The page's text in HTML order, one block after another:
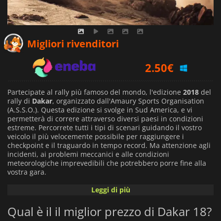
Migliori rivenditori
2.50€
2.79€
Partecipate al rally più famoso del mondo, l'edizione 2018 del
rally di Dakar, organizzato dall'Amaury Sports Organisation
(A.S.S.O.). Questa edizione si svolge in Sud America, e vi
permetterà di correre attraverso diversi paesi in condizioni
estreme. Percorrete tutti i tipi di scenari guidando il vostro
veicolo il più velocemente possibile per raggiungere i
checkpoint e il traguardo in tempo record. Ma attenzione agli
incidenti, ai problemi meccanici e alle condizioni
meteorologiche imprevedibili che potrebbero porre fine alla
vostra gara.
simula alla perfezione 12.000 km2 di terreno
di progettare il vostro percorso e di orientarvi dalla partenza
a Lima, fino all'arrivo a Cordoba in 14 tappe diverse.
Leggi di più
Qual è il il miglior prezzo di Dakar 18?